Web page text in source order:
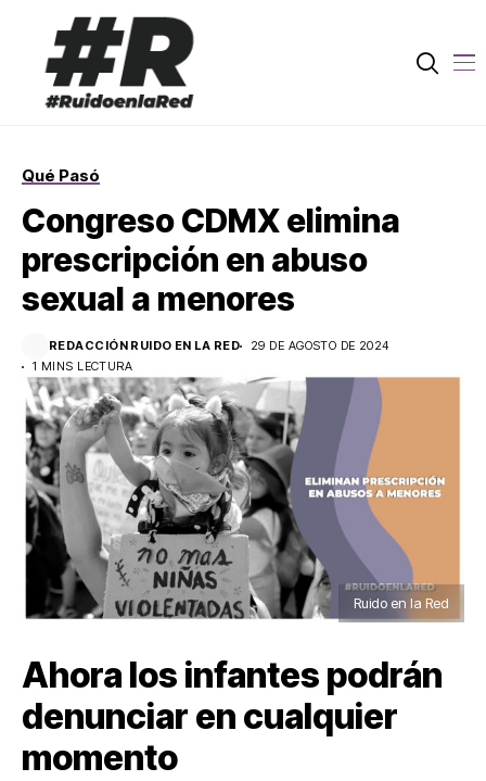
Qué Pasó
Congreso CDMX elimina
prescripción en abuso
sexual a menores
REDACCIÓN RUIDO EN LA RED
29 DE AGOSTO DE 2024
1 MINS LECTURA
Ruido en la Red
Ahora los infantes podrán
denunciar en cualquier
momento